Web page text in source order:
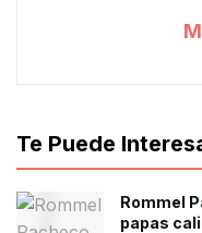
Te Puede
Rommel
papas